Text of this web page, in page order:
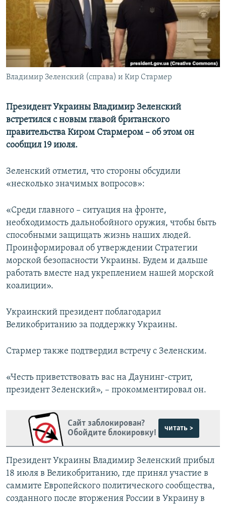
ПОБЕДИТЕЛЕЙ НЕ СУДЯТ?
КРЫМ.НЕПОКОРЕННЫЙ
ELIFBE
УКРАИНСКАЯ ПРОБЛЕМА КРЫМА
ПРИСОЕДИНЯЙТЕСЬ!
Все сайты RFE/RL
Владимир Зеленский (справа) и Кир Стармер
Президент Украины Владимир Зеленский
встретился с новым главой британского
правительства Киром Стармером – об этом он
сообщил 19 июля.
Зеленский отметил, что стороны обсудили
«несколько значимых вопросов»:
«Среди главного – ситуация на фронте,
необходимость дальнобойного оружия, чтобы быть
способными защищать жизнь наших людей.
Проинформировал об утверждении Стратегии
морской безопасности Украины. Будем и дальше
работать вместе над укреплением нашей морской
коалиции».
Украинский президент поблагодарил
Великобританию за поддержку Украины.
Стармер также подтвердил встречу с Зеленским.
«Честь приветствовать вас на Даунинг-стрит,
президент Зеленский», – прокомментировал он.
Сайт заблокирован?
Обойдите блокировку!
читать >
Президент Украины Владимир Зеленский прибыл
18 июля в Великобританию, где принял участие в
саммите Европейского политического сообщества,
созданного после вторжения России в Украину в